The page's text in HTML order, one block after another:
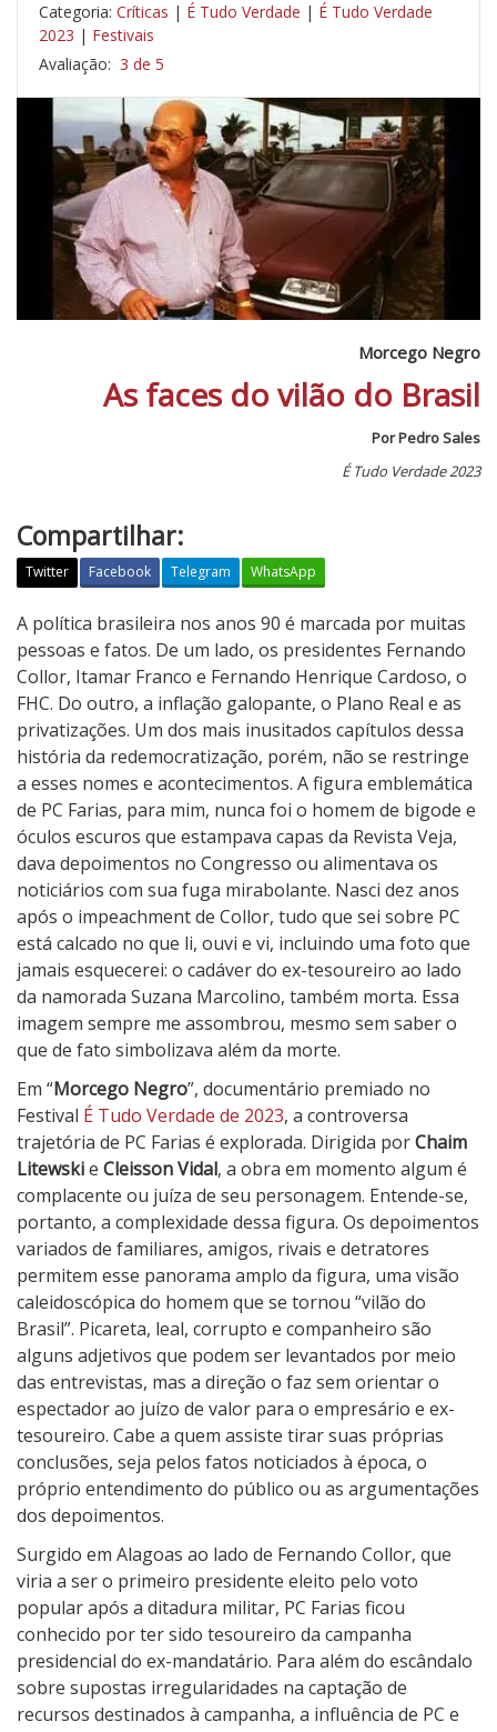
Categoria: Críticas | É Tudo Verdade | É Tudo Verdade
2023 | Festivais
Avaliação: 3 de 5
Morcego Negro
As faces do vilão do Brasil
Por Pedro Sales
É Tudo Verdade 2023
Compartilhar:
Twitter Facebook Telegram WhatsApp
M
o
r
c
e
g
o
N
e
g
r
o
A política brasileira nos anos 90 é marcada por muitas
pessoas e fatos. De um lado, os presidentes Fernando
Collor, Itamar Franco e Fernando Henrique Cardoso, o
FHC. Do outro, a inflação galopante, o Plano Real e as
privatizações. Um dos mais inusitados capítulos dessa
história da redemocratização, porém, não se restringe
a esses nomes e acontecimentos. A figura emblemática
de PC Farias, para mim, nunca foi o homem de bigode e
óculos escuros que estampava capas da Revista Veja,
dava depoimentos no Congresso ou alimentava os
noticiários com sua fuga mirabolante. Nasci dez anos
após o impeachment de Collor, tudo que sei sobre PC
está calcado no que li, ouvi e vi, incluindo uma foto que
jamais esquecerei: o cadáver do ex-tesoureiro ao lado
da namorada Suzana Marcolino, também morta. Essa
imagem sempre me assombrou, mesmo sem saber o
que de fato simbolizava além da morte.
Em “Morcego Negro”, documentário premiado no
Festival É Tudo Verdade de 2023, a controversa
trajetória de PC Farias é explorada. Dirigida porChaim
Litewskie Cleisson Vidal, a obra em momento algum é
complacente ou juíza de seu personagem. Entende-se,
portanto, a complexidade dessa figura. Os depoimentos
variados de familiares, amigos, rivais e detratores
permitem esse panorama amplo da figura, uma visão
caleidoscópica do homem que se tornou “vilão do
Brasil”. Picareta, leal, corrupto e companheiro são
alguns adjetivos que podem ser levantados por meio
das entrevistas, mas a direção o faz sem orientar o
espectador ao juízo de valor para o empresário e ex-
tesoureiro. Cabe a quem assiste tirar suas próprias
conclusões, seja pelos fatos noticiados à época, o
próprio entendimento do público ou as argumentações
dos depoimentos.
Surgido em Alagoas ao lado de Fernando Collor, que
viria a ser o primeiro presidente eleito pelo voto
popular após a ditadura militar, PC Farias ficou
conhecido por ter sido tesoureiro da campanha
presidencial do ex-mandatário. Para além do escândalo
sobre supostas irregularidades na captação de
recursos destinados à campanha, a influência de PC e